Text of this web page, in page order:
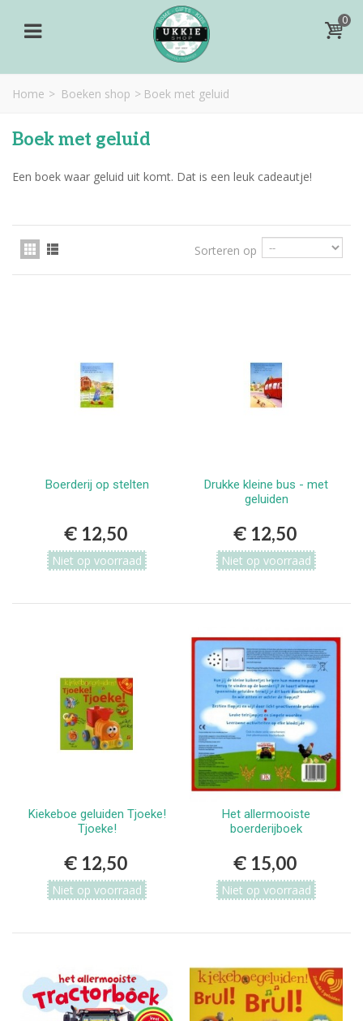
0
Home > Boeken shop > Boek met geluid
Boek met geluid
Een boek waar geluid uit komt. Dat is een leuk cadeautje!
Sorteren op
Boerderij op stelten
€ 12,50
Niet op voorraad
Drukke kleine bus - met
geluiden
€ 12,50
Niet op voorraad
Kiekeboe geluiden Tjoeke!
Tjoeke!
€ 12,50
Niet op voorraad
Het allermooiste
boerderijboek
€ 15,00
Niet op voorraad